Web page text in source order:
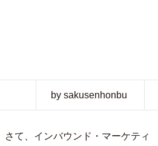
by sakusenhonbu
て、インバウンド・マーケティ